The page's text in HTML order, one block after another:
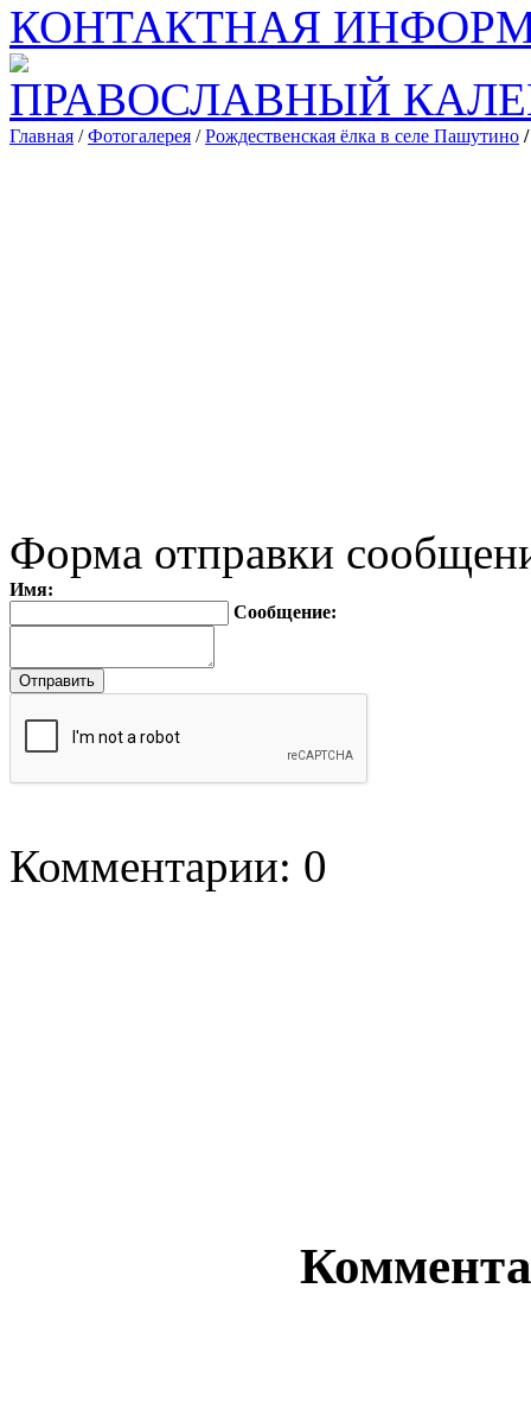
КОНТАКТНАЯ
ПРАВОСЛАВНЫЙ
Главная /Фотогалерея /Рождественская ёлка в селе Пашутино
Форма отправки
Имя:
Сообщение:
Комментарии: 0